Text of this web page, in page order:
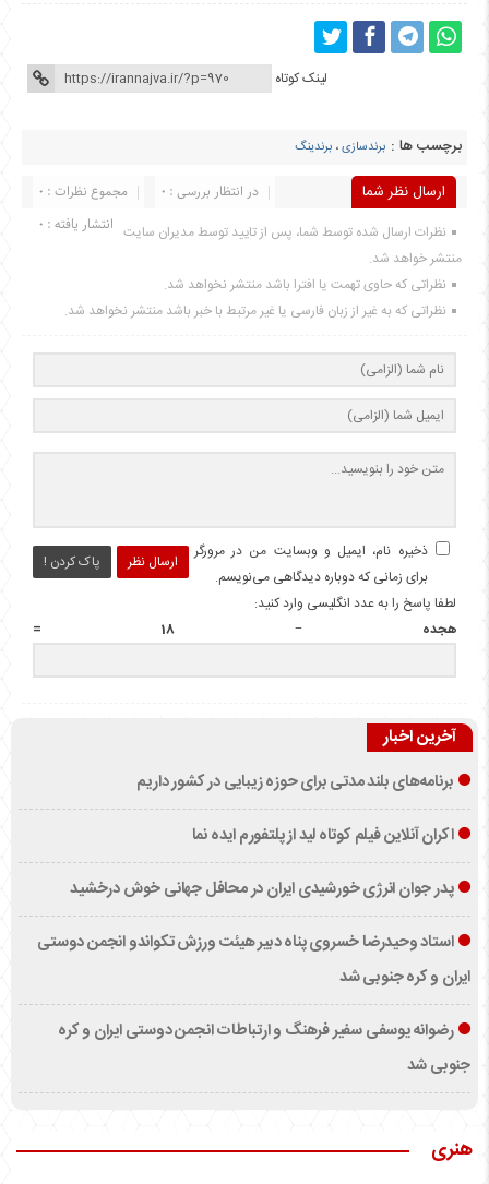
لینک کوتاه
برچسب ها : برندسازی، برندینگ
ارسال نظر شما مجموع نظرات : 0
در انتظار بررسی : 0
انتشار یافته : 0 نظرات ارسال شده توسط شما، پس از تایید توسط مدیران سایت
منتشر خواهد شد.
نظراتی که حاوی تهمت یا افترا باشد منتشر نخواهد شد.
نظراتی که به غیر از زبان فارسی یا غیر مرتبط با خبر باشد منتشر نخواهد شد.
ارسال نظر پاک کردن !
ذخیره نام، ایمیل و وبسایت من در مرورگر
برای زمانی که دوباره دیدگاهی می‌نویسم.
لطفا پاسخ را به عدد انگلیسی وارد کنید:
هجده − 18 =
آخرین اخبار
برنامه‌های بلند مدتی برای حوزه زیبایی در کشور داریم
اکران آنلاین فیلم کوتاه لید از پلتفورم ایده نما
پدر جوان انرژی خورشیدی ایران در محافل جهانی خوش درخشید
استاد وحیدرضا خسروی پناه دبیر هیئت ورزش تکواندو انجمن دوستی
ایران و کره جنوبی شد
رضوانه یوسفی سفیر فرهنگ و ارتباطات انجمن دوستی ایران و کره
جنوبی شد
هنری